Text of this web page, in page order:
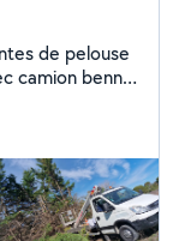
camion benne